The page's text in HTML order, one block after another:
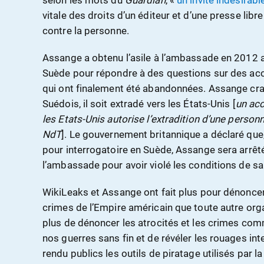
vitale des droits d’un éditeur et d’une presse
contre la personne.
Assange a obtenu l’asile à l’ambassade en 2012
Suède pour répondre à des questions sur des
qui ont finalement été abandonnées. Assange
Suédois, il soit extradé vers les États-Unis [un
les Etats-Unis autorise l’extradition d’une
NdT]. Le gouvernement britannique a déclaré
pour interrogatoire en Suède, Assange sera
l’ambassade pour avoir violé les conditions de
WikiLeaks et Assange ont fait plus pour
crimes de l’Empire américain que toute autre
plus de dénoncer les atrocités et les crimes
nos guerres sans fin et de révéler les rouages
rendu publics les outils de piratage utilisés par